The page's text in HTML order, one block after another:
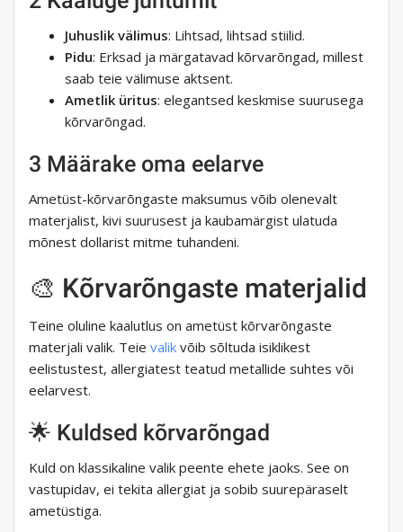
Juhuslik välimus: Lihtsad, lihtsad stiilid.
Pidu: Erksad ja märgatavad kõrvarõngad, millest
saab teie välimuse aktsent.
Ametlik üritus: elegantsed keskmise suurusega
kõrvarõngad.
3 Määrake oma eelarve
Ametüst-kõrvarõngaste maksumus võib olenevalt
materjalist, kivi suurusest ja kaubamärgist ulatuda
mõnest dollarist mitme tuhandeni.
🎨 Kõrvarõngaste materjalid
Teine oluline kaalutlus on ametüst kõrvarõngaste
materjali valik. Teie valik võib sõltuda isiklikest
eelistustest, allergiatest teatud metallide suhtes või
eelarvest.
🌟 Kuldsed kõrvarõngad
Kuld on klassikaline valik peente ehete jaoks. See on
vastupidav, ei tekita allergiat ja sobib suurepäraselt
ametüstiga.